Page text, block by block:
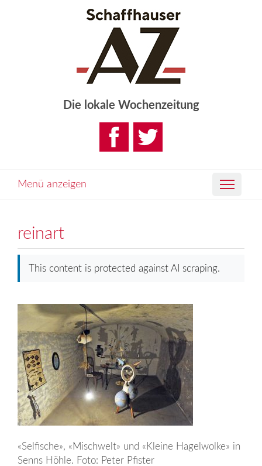
Die lokale Wochenzeitung
Menü anzeigen
reinart
This content is protected against AI scraping.
«Selfische», «Mischwelt» und «Kleine Hagelwolke» in
Senns Höhle. Foto: Peter Pfister